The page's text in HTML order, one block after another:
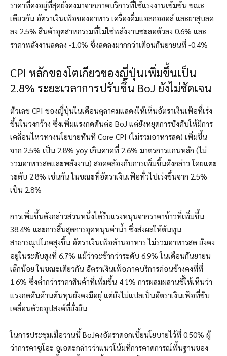
ราคาที่คงอยู่ที่สุดยังคงมาจากภาคบริการที่ใช้แรงงานเข้มข้น ขณะ
เดียวกัน อัตราเงินเฟ้อของอาหาร เครื่องดื่มแอลกอฮอล์ และยาสูบลด
ลง 2.5% สินค้าอุตสาหกรรมที่ไม่ใช่พลังงานชะลอตัวลง 0.6% และ
ราคาพลังงานลดลง -1.0% ซึ่งลดลงมากกว่าเดือนกันยายนที่ -0.4%
CPI หลักของโตเกียวของญี่ปุ่นเพิ่มขึ้นเป็น
2.8% ระยะเวลาการปรับขึ้น BoJ ยังไม่ชัดเจน
ตัวเลข CPI ของญี่ปุ่นในเดือนตุลาคมแสดงให้เห็นอัตราเงินเฟ้อที่เร่ง
ขึ้นในวงกว้าง ซึ่งเพิ่มแรงกดดันต่อ BoJ แต่ยังหยุดการบังคับให้มีการ
เคลื่อนไหวทางนโยบายทันที Core CPI (ไม่รวมอาหารสด) เพิ่มขึ้น
จาก 2.5% เป็น 2.8% yoy เกินคาดที่ 2.6% มาตรการแกนหลัก (ไม่
รวมอาหารสดและพลังงาน) สอดคล้องกับการเพิ่มขึ้นดังกล่าว โดยแตะ
ระดับ 2.8% เช่นกัน ในขณะที่อัตราเงินเฟ้อทั่วไปเร่งขึ้นจาก 2.5%
เป็น 2.8%
การเพิ่มขึ้นดังกล่าวส่วนหนึ่งได้รับแรงหนุนจากราคาข้าวที่เพิ่มขึ้น
38.4% และการสิ้นสุดการอุดหนุนค่าน้ำ ซึ่งส่งผลให้ต้นทุน
สาธารณูปโภคสูงขึ้น อัตราเงินเฟ้อด้านอาหาร ไม่รวมอาหารสด ยังคง
อยู่ในระดับสูงที่ 6.7% แม้ว่าจะช้ากว่าระดับ 6.9% ในเดือนกันยายน
เล็กน้อย ในขณะเดียวกัน อัตราเงินเฟ้อภาคบริการค่อนข้างคงที่ที่
1.6% ซึ่งต่ำกว่าราคาสินค้าที่เพิ่มขึ้น 4.1% การผสมผสานชี้ให้เห็นว่า
แรงกดดันด้านต้นทุนยังคงมีอยู่ แต่ยังไม่แปลเป็นอัตราเงินเฟ้อที่ขับ
เคลื่อนด้วยอุปสงค์ที่ยั่งยืน
ในการประชุมเมื่อวานนี้ BoJคงอัตราดอกเบี้ยนโยบายไว้ที่ 0.50% ผู้
ว่าการคาซูโอะ อูเอดะกล่าวว่าแนวโน้มที่การคาดการณ์พื้นฐานของ